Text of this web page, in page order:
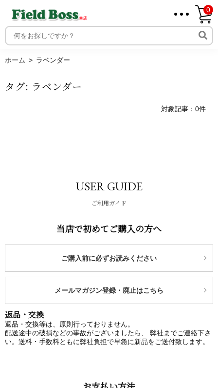
ホーム
0
ホーム ラベンダー
タグ: ラベンダー
対象記事：0件
USER GUIDE
ご利用ガイド
当店で初めてご購入の方へ
ご購入前に必ずお読みください
メールマガジン登録・廃止はこちら
返品・交換
返品・交換等は、原則行っておりません。
配送途中の破損などの事故がございましたら、 弊社までご連絡下さ
い。送料・手数料ともに弊社負担で早急に新品をご送付致します。